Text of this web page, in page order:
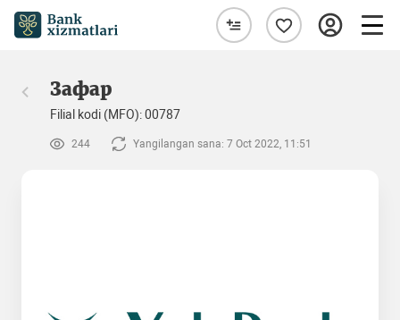
Зафар
Filial kodi (MFO): 00787
244 Yangilangan sana: 7 Oct 2022, 11:51